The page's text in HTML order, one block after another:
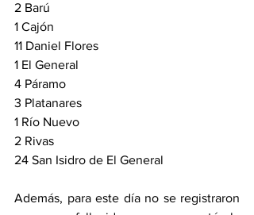
2 Barú
1 Cajón
11 Daniel Flores
1 El General
4 Páramo
3 Platanares
1 Río Nuevo
2 Rivas
24 San Isidro de El General
Además, para este día no se registraron